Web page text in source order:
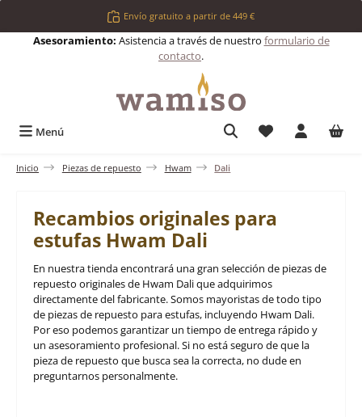
Saltar al contenido principalEnvío gratuito a partir de 449 €
Asesoramiento: Asistencia a través de nuestro formulario de
contacto.
Menú Tienes 0
Inicio Piezas de repuesto Hwam Dali
Recambios originales para
estufas Hwam Dali
En nuestra tienda encontrará una gran selección de piezas de
repuesto originales de Hwam Dali que adquirimos
directamente del fabricante. Somos mayoristas de todo tipo
de piezas de repuesto para estufas, incluyendo Hwam Dali.
Por eso podemos garantizar un tiempo de entrega rápido y
un asesoramiento profesional. Si no está seguro de que la
pieza de repuesto que busca sea la correcta, no dude en
preguntarnos personalmente.